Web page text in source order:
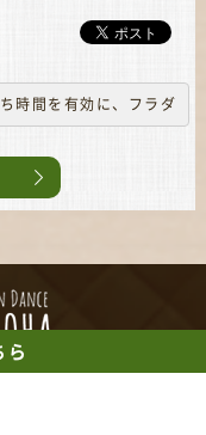
時間を有効に、フラダ
る！
ら